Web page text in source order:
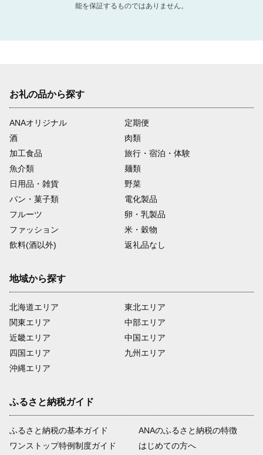
能を保証するものではありません。
お礼の品から探す
ANAオリジナル
定期便
酒
肉類
加工食品
旅行・宿泊・体験
魚介類
麺類
日用品・雑貨
野菜
パン・菓子類
電化製品
フルーツ
卵・乳製品
ファッション
米・穀物
飲料(酒以外)
返礼品なし
地域から探す
北海道エリア
関東エリア
近畿エリア
四国エリア
沖縄エリア
東北エリア
中部エリア
中国エリア
九州エリア
ふるさと納税ガイド
ふるさと納税の基本ガイド
ワンストップ特例制度ガイド
ANAのふるさと納税の特徴
はじめての方へ